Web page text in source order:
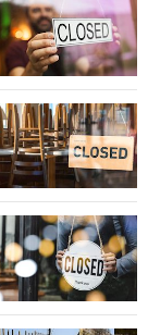
ומחקרים
דעות
רכילות
עסקית
קריפטו
ויראלי
טלוויזיה